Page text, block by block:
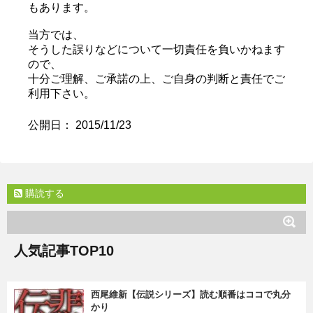
もあります。
当方では、
そうした誤りなどについて一切責任を負いかねます
ので、
十分ご理解、ご承諾の上、ご自身の判断と責任でご
利用下さい。
公開日： 2015/11/23
購読する
人気記事TOP10
西尾維新【伝説シリーズ】読む順番はココで丸分
かり